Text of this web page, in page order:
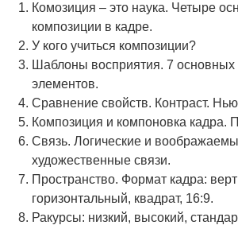
Комозиция – это наука. Четыре
композиции в кадре.
У кого учиться композиции?
Шаблоны восприятия. 7 основных
элементов.
Сравнение свойств. Контраст.
Композиция и компоновка кадра.
Связь. Логические и
художественные связи.
Пространство. Формат кадра:
горизонтальный, квадрат, 16:9.
Ракурсы: низкий, высокий,